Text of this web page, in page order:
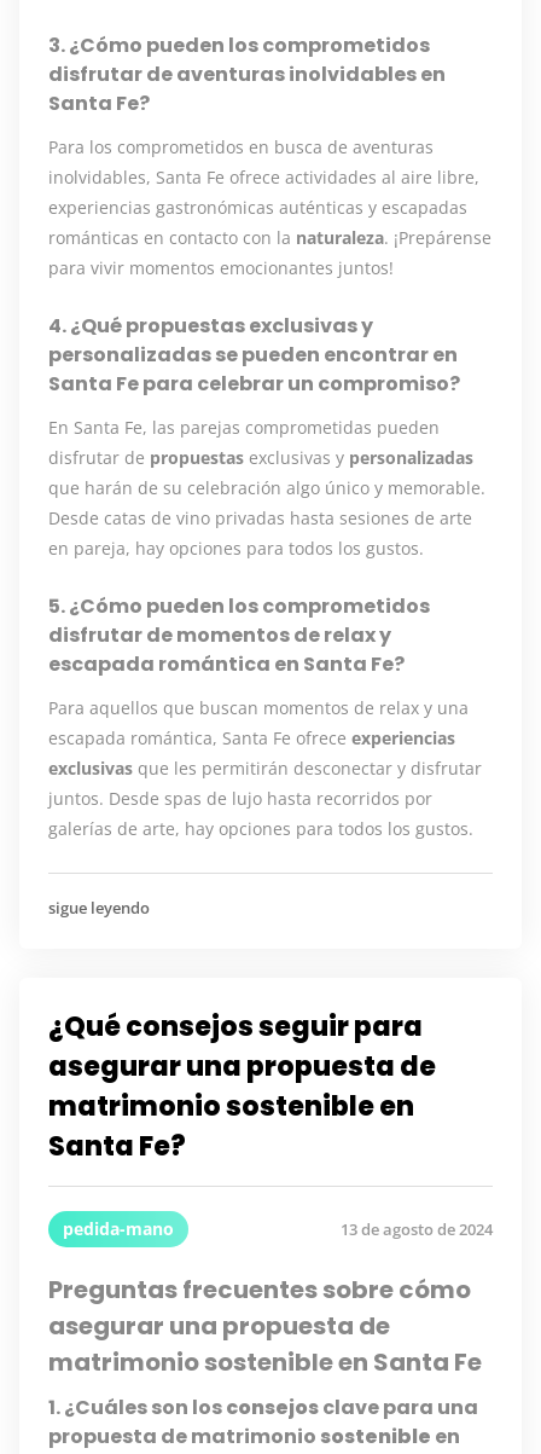
3. ¿Cómo pueden los comprometidos
disfrutar de aventuras inolvidables en
Santa Fe?
Para los comprometidos en busca de aventuras
inolvidables, Santa Fe ofrece actividades al aire libre,
experiencias gastronómicas auténticas y escapadas
románticas en contacto con la naturaleza. ¡Prepárense
para vivir momentos emocionantes juntos!
4. ¿Qué propuestas exclusivas y
personalizadas se pueden encontrar en
Santa Fe para celebrar un compromiso?
En Santa Fe, las parejas comprometidas pueden
disfrutar de propuestas exclusivas y personalizadas
que harán de su celebración algo único y memorable.
Desde catas de vino privadas hasta sesiones de arte
en pareja, hay opciones para todos los gustos.
5. ¿Cómo pueden los comprometidos
disfrutar de momentos de relax y
escapada romántica en Santa Fe?
Para aquellos que buscan momentos de relax y una
escapada romántica, Santa Fe ofrece experiencias
exclusivas que les permitirán desconectar y disfrutar
juntos. Desde spas de lujo hasta recorridos por
galerías de arte, hay opciones para todos los gustos.
sigue leyendo
¿Qué consejos seguir para
asegurar una propuesta de
matrimonio sostenible en
Santa Fe?
pedida-mano 13 de agosto de 2024
Preguntas frecuentes sobre cómo
asegurar una propuesta de
matrimonio sostenible en Santa Fe
1. ¿Cuáles son losconsejosclave para una
propuesta de matrimonio sostenible en